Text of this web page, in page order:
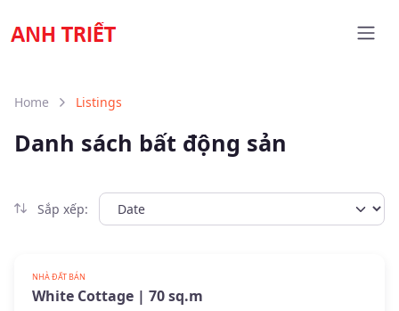
Home Listings
Danh sách bất động sản
Sắp xếp:
Đã xác minh
Featured
NHÀ ĐẤT BÁN
White Cottage | 70 sq.m